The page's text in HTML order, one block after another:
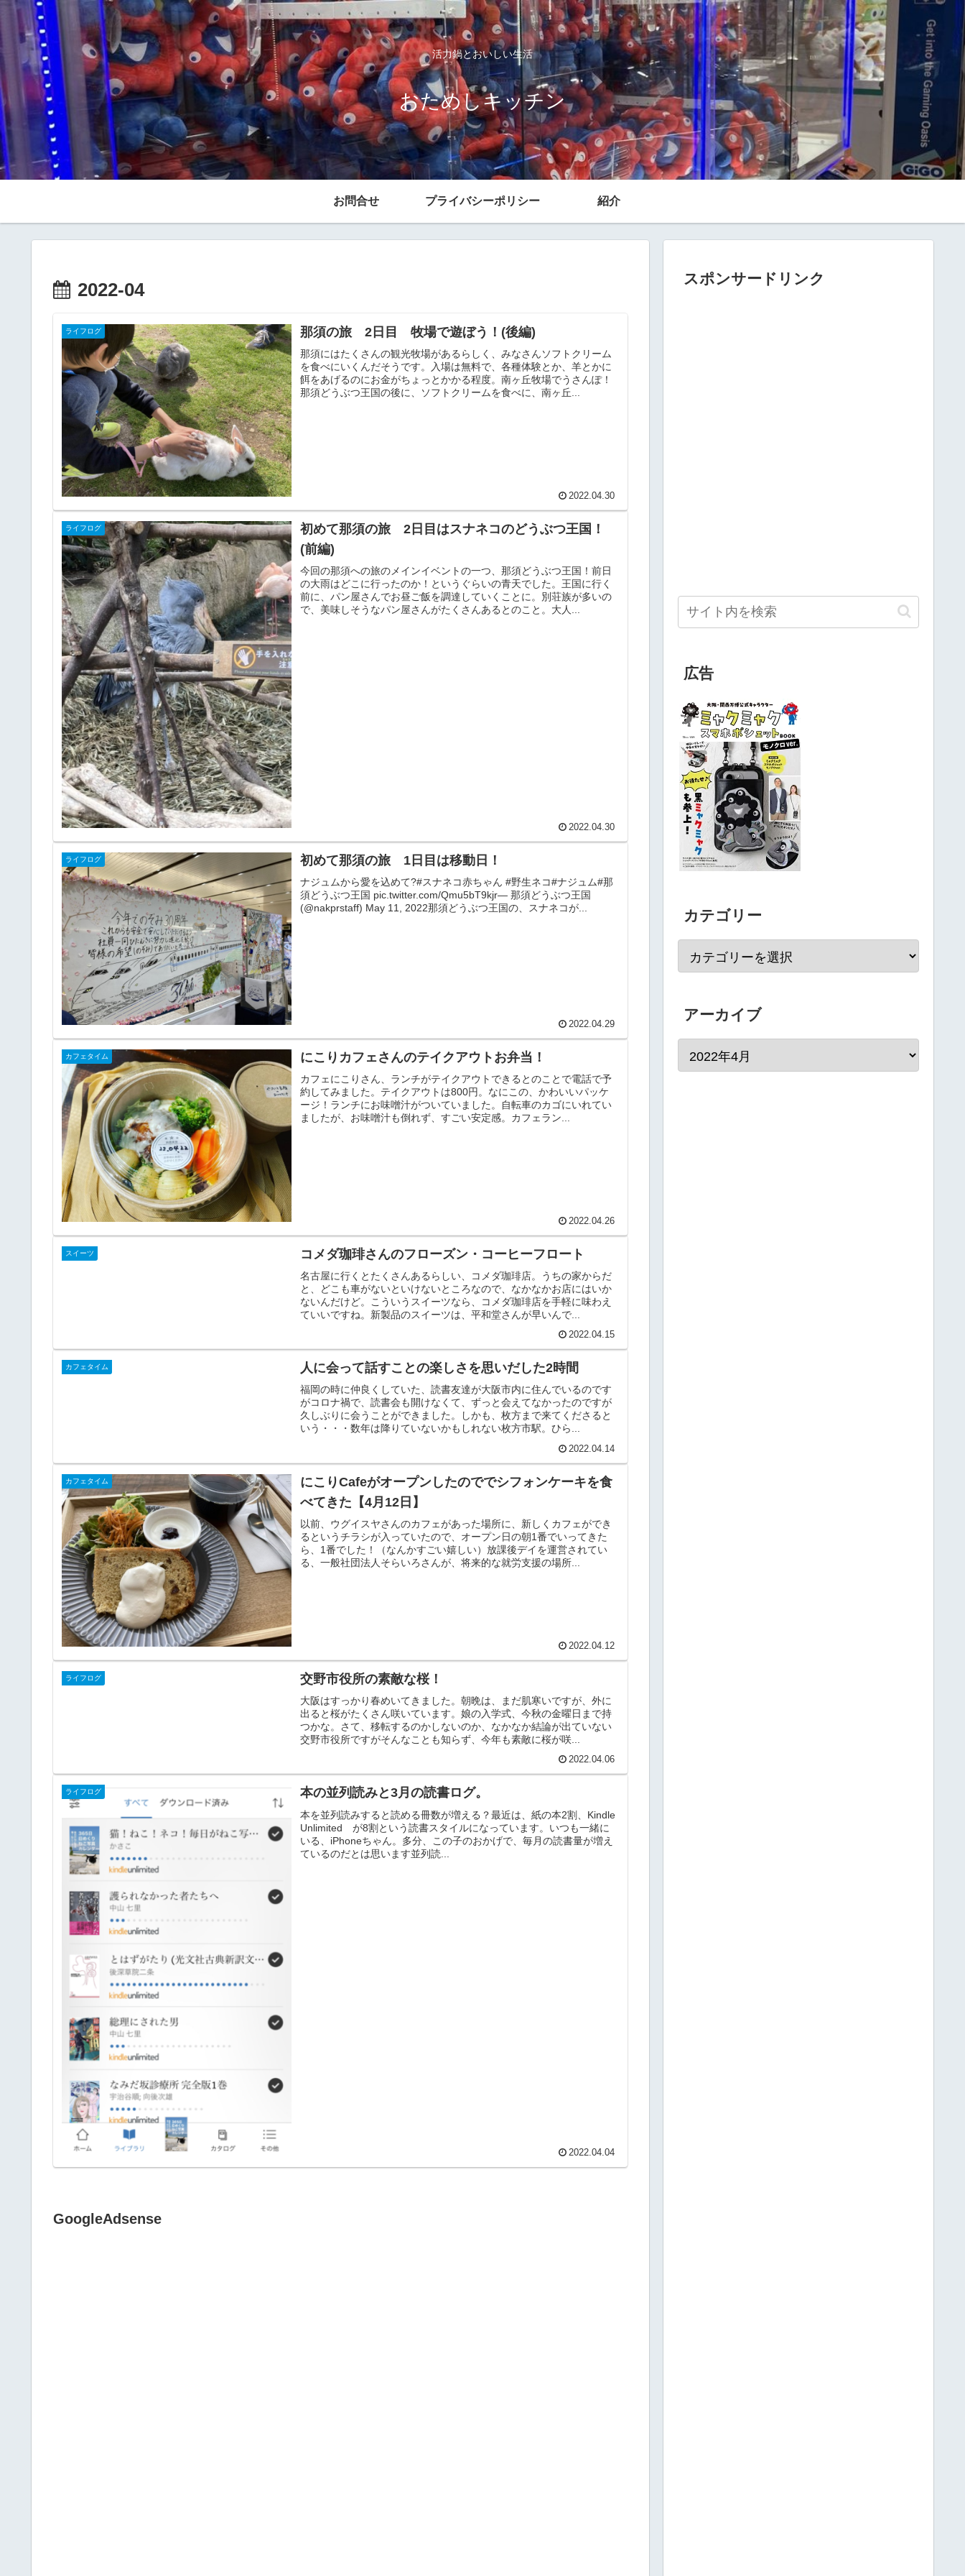
活力鍋とおいしい生活
おためしキッチン
お問合せ プライバシーポリシー 紹介
2022-04
ライフログ 那須の旅 2日目 牧場で遊ぼう！(後編)
那須にはたくさんの観光牧場があるらしく、みなさんソフトクリーム
を食べにいくんだそうです。入場は無料で、各種体験とか、羊とかに
餌をあげるのにお金がちょっとかかる程度。南ヶ丘牧場でうさんぽ！
那須どうぶつ王国の後に、ソフトクリームを食べに、南ヶ丘...
2022.04.30
ライフログ
初めて那須の旅 2日目はスナネコのどうぶつ王国！
(前編)
今回の那須への旅のメインイベントの一つ、那須どうぶつ王国！前日
の大雨はどこに行ったのか！というぐらいの青天でした。王国に行く
前に、パン屋さんでお昼ご飯を調達していくことに。別荘族が多いの
で、美味しそうなパン屋さんがたくさんあるとのこと。大人...
2022.04.30
ライフログ 初めて那須の旅 1日目は移動日！
ナジュムから愛を込めて?#スナネコ赤ちゃん #野生ネコ#ナジュム#那
須どうぶつ王国 pic.twitter.com/Qmu5bT9kjr— 那須どうぶつ王国
(@nakprstaff) May 11, 2022那須どうぶつ王国の、スナネコが...
2022.04.29
カフェタイム にこりカフェさんのテイクアウトお弁当！
カフェにこりさん、ランチがテイクアウトできるとのことで電話で予
約してみました。テイクアウトは800円。なにこの、かわいいパッケ
ージ！ランチにお味噌汁がついていました。自転車のカゴにいれてい
ましたが、お味噌汁も倒れず、すごい安定感。カフェラン...
2022.04.26
スイーツ コメダ珈琲さんのフローズン・コーヒーフロート
名古屋に行くとたくさんあるらしい、コメダ珈琲店。うちの家からだ
と、どこも車がないといけないところなので、なかなかお店にはいか
ないんだけど。こういうスイーツなら、コメダ珈琲店を手軽に味わえ
ていいですね。新製品のスイーツは、平和堂さんが早いんで...
2022.04.15
カフェタイム 人に会って話すことの楽しさを思いだした2時間
福岡の時に仲良くしていた、読書友達が大阪市内に住んでいるのです
がコロナ禍で、読書会も開けなくて、ずっと会えてなかったのですが
久しぶりに会うことができました。しかも、枚方まで来てくださると
いう・・・数年は降りていないかもしれない枚方市駅。ひら...
2022.04.14
カフェタイム
にこりCafeがオープンしたのででシフォンケーキを食
べてきた【4月12日】
以前、ウグイスヤさんのカフェがあった場所に、新しくカフェができ
るというチラシが入っていたので、オープン日の朝1番でいってきた
ら、1番でした！（なんかすごい嬉しい）放課後デイを運営されてい
る、一般社団法人そらいろさんが、将来的な就労支援の場所...
2022.04.12
ライフログ 交野市役所の素敵な桜！
大阪はすっかり春めいてきました。朝晩は、まだ肌寒いですが、外に
出ると桜がたくさん咲いています。娘の入学式、今秋の金曜日まで持
つかな。さて、移転するのかしないのか、なかなか結論が出ていない
交野市役所ですがそんなことも知らず、今年も素敵に桜が咲...
2022.04.06
ライフログ 本の並列読みと3月の読書ログ。
本を並列読みすると読める冊数が増える？最近は、紙の本2割、Kindle
Unlimited が8割という読書スタイルになっています。いつも一緒に
いる、iPhoneちゃん。多分、この子のおかげで、毎月の読書量が増え
ているのだとは思います並列読...
2022.04.04
GoogleAdsense
スポンサードリンク
広告
カテゴリー
アーカイブ